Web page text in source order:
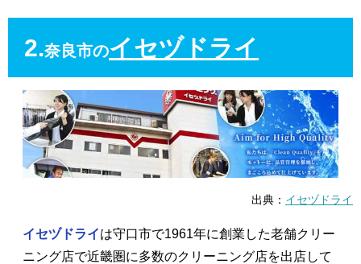
2.奈良市のイセヅドライ
出典： イセヅドライ
イセヅドライは守口市で1961年に創業した老舗クリー
ニング店で近畿圏に多数のクリーニング店を出店して